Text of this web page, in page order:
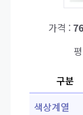
가격 :
구분
색상계열